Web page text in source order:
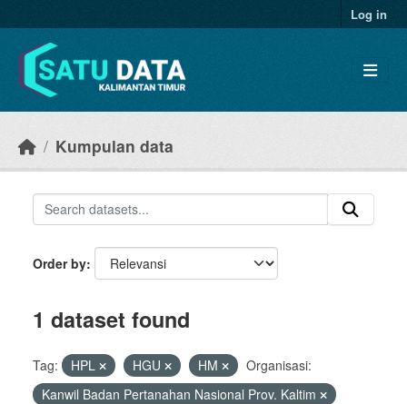
Log in
Kumpulan data
Order by
1 dataset found
Tag: HPL HGU HM
Organisasi:
Kanwil Badan Pertanahan Nasional Prov. Kaltim